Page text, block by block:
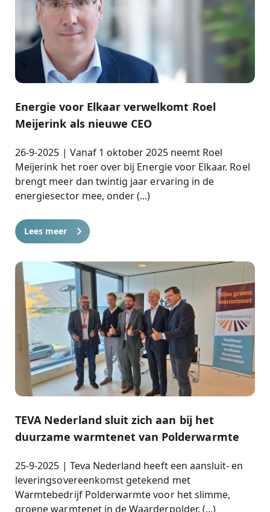
Energie voor Elkaar verwelkomt Roel
Meijerink als nieuwe CEO
26-9-2025 | Vanaf 1 oktober 2025 neemt Roel
Meijerink het roer over bij Energie voor Elkaar. Roel
brengt meer dan twintig jaar ervaring in de
energiesector mee, onder (...)
Lees meer
TEVA Nederland sluit zich aan bij het
duurzame warmtenet van Polderwarmte
25-9-2025 | Teva Nederland heeft een aansluit- en
leveringsovereenkomst getekend met
Warmtebedrijf Polderwarmte voor het slimme,
groene warmtenet in de Waarderpolder. (...)